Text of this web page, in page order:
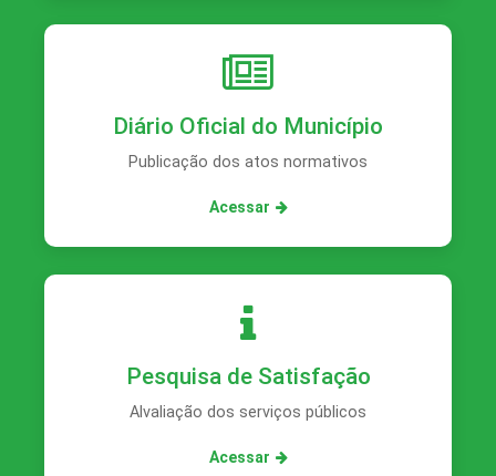
Diário Oficial do Município
Publicação dos atos normativos
Acessar
Pesquisa de Satisfação
Alvaliação dos serviços públicos
Acessar